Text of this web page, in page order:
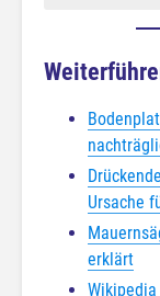
Ursache
erklärt